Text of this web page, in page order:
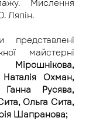
Мислення
Ляпін.
майстерні
Мірошнікова,
Наталія Охман,
Русява,
Ольга Сита,
Шапранова;